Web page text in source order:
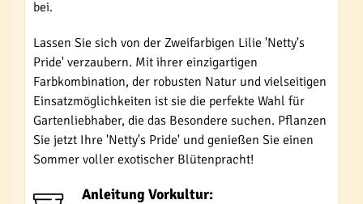
bei.
Lassen Sie sich von der Zweifarbigen Lilie 'Netty's
Pride' verzaubern. Mit ihrer einzigartigen
Farbkombination, der robusten Natur und vielseitigen
Einsatzmöglichkeiten ist sie die perfekte Wahl für
Gartenliebhaber, die das Besondere suchen. Pflanzen
Sie jetzt Ihre 'Netty's Pride' und genießen Sie einen
Sommer voller exotischer Blütenpracht!
Anleitung Vorkultur: